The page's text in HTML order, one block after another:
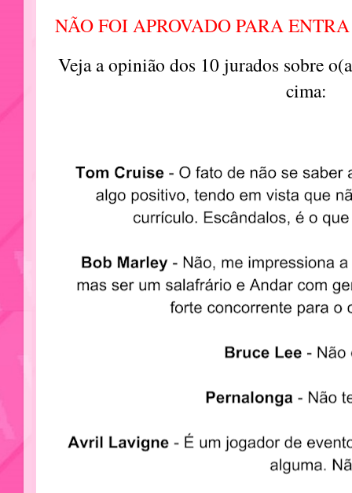
NÃO FOI APROVADO PARA
Veja a opinião dos 10 jurados sobre
cima: